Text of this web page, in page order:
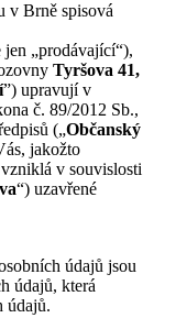
v Brně spisová
jen „prodávající“),
Tyršova 41,
”) upravují v
č. 89/2012 Sb.,
(„Občanský
jakožto
v souvislosti
“) uzavřené
údajů jsou
údajů, která
údajů.